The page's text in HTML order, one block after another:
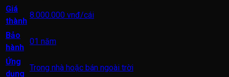
Giá
thành
8.000.000 vnđ/cái
Bảo
hành
01 năm
Ứng
dụng
Trong nhà hoặc bán ngoài trời